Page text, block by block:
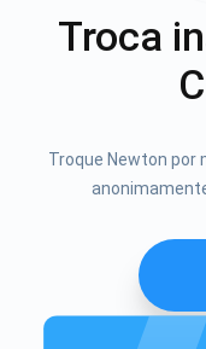
Troca
Troque Newton por